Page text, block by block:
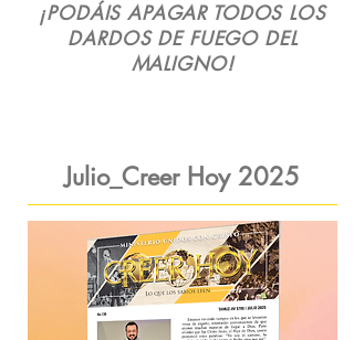
¡PODÁIS APAGAR TODOS LOS
DARDOS DE FUEGO DEL
MALIGNO!
Julio_Creer Hoy 2025